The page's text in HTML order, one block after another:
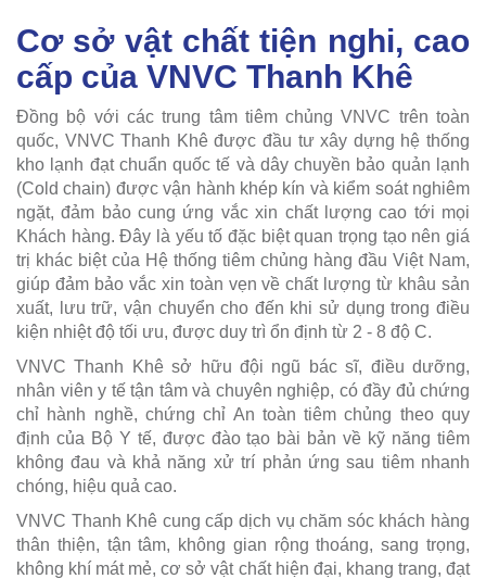
Cơ sở vật chất tiện nghi, cao
cấp của VNVC Thanh Khê
Đồng bộ với các trung tâm tiêm chủng VNVC trên toàn
quốc, VNVC Thanh Khê được đầu tư xây dựng hệ thống
kho lạnh đạt chuẩn quốc tế và dây chuyền bảo quản lạnh
(Cold chain) được vận hành khép kín và kiểm soát nghiêm
ngặt, đảm bảo cung ứng vắc xin chất lượng cao tới mọi
Khách hàng. Đây là yếu tố đặc biệt quan trọng tạo nên giá
trị khác biệt của Hệ thống tiêm chủng hàng đầu Việt Nam,
giúp đảm bảo vắc xin toàn vẹn về chất lượng từ khâu sản
xuất, lưu trữ, vận chuyển cho đến khi sử dụng trong điều
kiện nhiệt độ tối ưu, được duy trì ổn định từ 2 - 8 độ C.
VNVC Thanh Khê sở hữu đội ngũ bác sĩ, điều dưỡng,
nhân viên y tế tận tâm và chuyên nghiệp, có đầy đủ chứng
chỉ hành nghề, chứng chỉ An toàn tiêm chủng theo quy
định của Bộ Y tế, được đào tạo bài bản về kỹ năng tiêm
không đau và khả năng xử trí phản ứng sau tiêm nhanh
chóng, hiệu quả cao.
VNVC Thanh Khê cung cấp dịch vụ chăm sóc khách hàng
thân thiện, tận tâm, không gian rộng thoáng, sang trọng,
không khí mát mẻ, cơ sở vật chất hiện đại, khang trang, đạt